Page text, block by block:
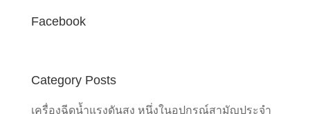
Facebook
Category Posts
เครื่องฉีดน้ำแรงดันสูง หนึ่งในอุปกรณ์สามัญประจำ